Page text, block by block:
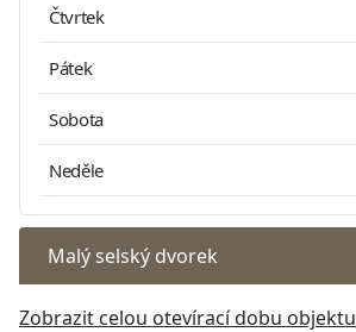
Čtvrtek
Pátek
Sobota
Neděle
Malý selský dvorek
Zobrazit celou otevírací dobu objektu